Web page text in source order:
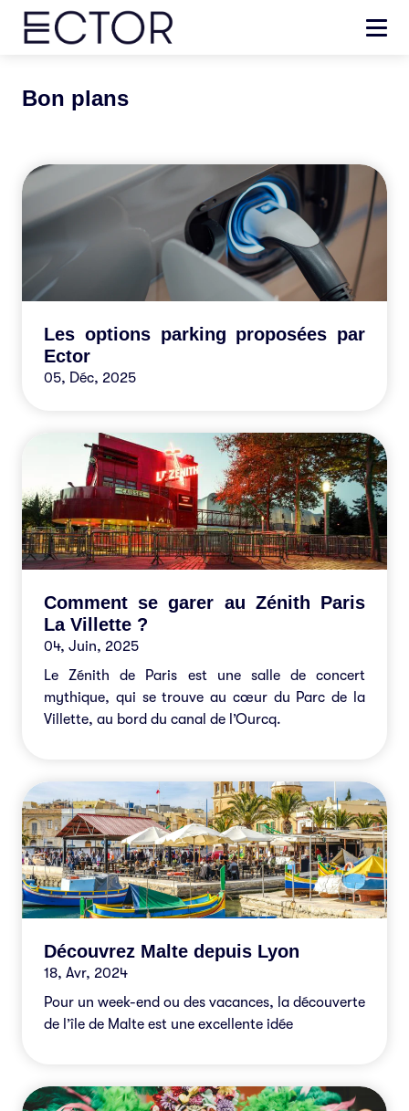
Bon plans
Les options parking proposées par
Ector
05, Déc, 2025
Comment se garer au Zénith Paris
La Villette ?
04, Juin, 2025
Le Zénith de Paris est une salle de concert
mythique, qui se trouve au cœur du Parc de la
Villette, au bord du canal de l’Ourcq.
Découvrez Malte depuis Lyon
18, Avr, 2024
Pour un week-end ou des vacances, la découverte
de l’île de Malte est une excellente idée